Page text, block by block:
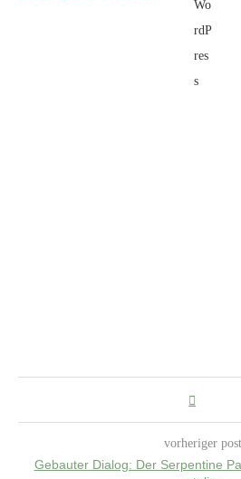
vorheriger post
Gebauter Dialog: Der Serpentine